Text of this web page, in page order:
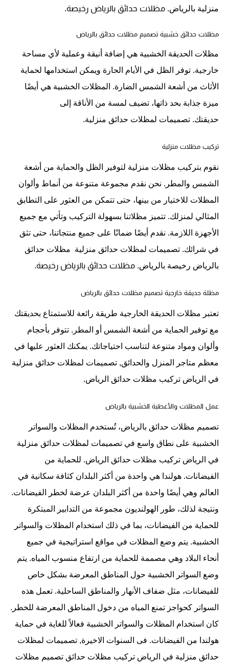
منزلية بالرياض. مظلات حدائق بالرياض رخيصة.
مظلات حدائق خشبية تصميم مظلات حدائق بالرياض
مظلات الحديقة الخشبية هي إضافة أنيقة وعملية لأي مساحة
خارجية. توفر الظل في الأيام الحارة ويمكن استخدامها لحماية
الأثاث من أشعة الشمس الضارة. المظلات الخشبية هي أيضًا
ميزة جذابة بحد ذاتها، تضيف لمسة من الأناقة إلى
حديقتك. تصميمات لمظلات حدائق منزلية.
تركيب مظلات منزلية
نقوم بتركيب مظلات منزلية لتوفير الظل والحماية من أشعة
الشمس والمطر. نحن نقدم مجموعة متنوعة من أنماط وألوان
المظلات للاختيار من بينها، حتى تتمكن من العثور على التطابق
المثالي لمنزلك. تتميز مظلاتنا بسهولة التركيب وتأتي مع جميع
الأجهزة اللازمة. نقدم أيضًا ضمانًا على جميع منتجاتنا، حتى تثق
في شرائك. تصميمات لمظلات حدائق منزلية
بالرياض رخيصة بالرياض. مظلات حدائق بالرياض رخيصة.
مظلة حديقة خارجية تصميم مظلات حدائق بالرياض
تعتبر مظلات الحديقة الخارجية طريقة رائعة للاستمتاع بحديقتك
مع توفير الحماية من أشعة الشمس أو المطر. تتوفر بأحجام
وألوان ومواد متنوعة لتناسب احتياجاتك. يمكنك العثور عليها في
معظم متاجر المنزل والحدائق, تصميمات لمظلات حدائق منزلية
في الرياض تركيب مظلات حدائق الرياض.
عمل المظلات والأغطية الخشبية بالرياض
تصميم مظلات حدائق بالرياض، تُستخدم المظلات والسواتر
الخشبية على نطاق واسع في تصميمات لمظلات حدائق منزلية
في الرياض تركيب مظلات حدائق الرياض. للحماية من
الفيضانات. هولندا هي واحدة من أكثر البلدان كثافة سكانية في
العالم وهي أيضًا واحدة من أكثر البلدان عرضة لخطر الفيضانات.
ونتيجة لذلك، طور الهولنديون مجموعة من التدابير المبتكرة
للحماية من الفيضانات، بما في ذلك استخدام المظلات والسواتر
الخشبية. يتم وضع المظلات في مواقع استراتيجية في جميع
أنحاء البلاد وهي مصممة للحماية من ارتفاع منسوب المياه. يتم
وضع السواتر الخشبية حول المناطق المعرضة بشكل خاص
للفيضانات، مثل ضفاف الأنهار والمناطق الساحلية. تعمل هذه
السواتر كحواجز تمنع المياه من دخول المناطق المعرضة للخطر.
كان استخدام المظلات والسواتر الخشبية فعالاً للغاية في حماية
هولندا من الفيضانات. فى السنوات الاخيرة, تصميمات لمظلات
حدائق منزلية في الرياض تركيب مظلات حدائق تصميم مظلات